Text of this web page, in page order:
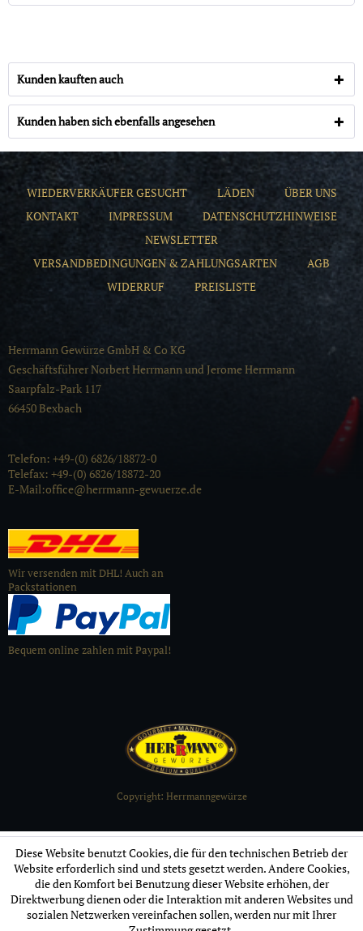
Kunden kauften auch
Kunden haben sich ebenfalls angesehen
WIEDERVERKÄUFER GESUCHT LÄDEN
ÜBER UNS
KONTAKT
IMPRESSUM
DATENSCHUTZHINWEISE
NEWSLETTER
VERSANDBEDINGUNGEN & ZAHLUNGSARTEN
AGB
WIDERRUF
PREISLISTE
Herrmann Gewürze GmbH & Co KG
Geschäftsführer Norbert Herrmann und Jerome Herrmann
Saarpfalz-Park 117
66450 Bexbach
Telefon: +49-(0) 6826/18872-0
Telefax: +49-(0) 6826/18872-20
E-Mail:office@herrmann-gewuerze.de
Wir versenden mit DHL! Auch an
Packstationen
Bequem online zahlen mit Paypal!
Copyright: Herrmanngewürze
Diese Website benutzt Cookies, die für den technischen Betrieb der
Website erforderlich sind und stets gesetzt werden. Andere Cookies,
die den Komfort bei Benutzung dieser Website erhöhen, der
Direktwerbung dienen oder die Interaktion mit anderen Websites und
sozialen Netzwerken vereinfachen sollen, werden nur mit Ihrer